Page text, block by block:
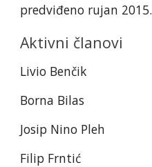
predviđeno rujan 2015.
Aktivni članovi
Livio Benčik
Borna Bilas
Josip Nino Pleh
Filip Frntić